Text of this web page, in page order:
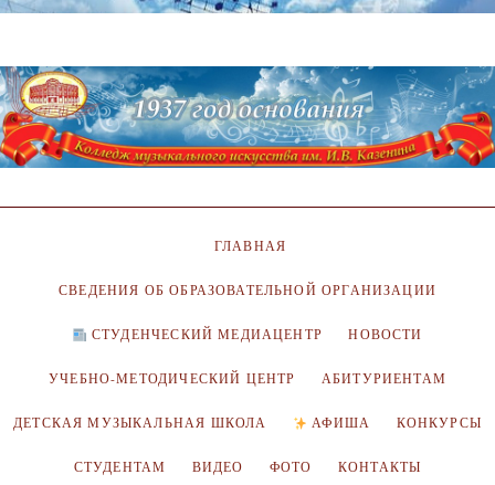
ГЛАВНАЯ
СВЕДЕНИЯ ОБ ОБРАЗОВАТЕЛЬНОЙ ОРГАНИЗАЦИИ
СТУДЕНЧЕСКИЙ МЕДИАЦЕНТР НОВОСТИ
УЧЕБНО-МЕТОДИЧЕСКИЙ ЦЕНТР АБИТУРИЕНТАМ
ДЕТСКАЯ МУЗЫКАЛЬНАЯ ШКОЛА АФИША КОНКУРСЫ
СТУДЕНТАМ ВИДЕО ФОТО КОНТАКТЫ